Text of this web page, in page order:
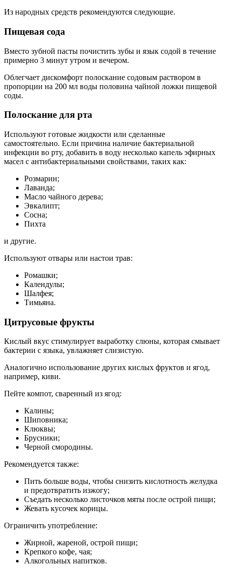
Из народных средств рекомендуются следующие.
Пищевая сода
Вместо зубной пасты почистить зубы и язык содой в течение
примерно 3 минут утром и вечером.
Облегчает дискомфорт полоскание содовым раствором в
пропорции на 200 мл воды половина чайной ложки пищевой
соды.
Полоскание для рта
Используют готовые жидкости или сделанные
самостоятельно. Если причина наличие бактериальной
инфекции во рту, добавить в воду несколько капель эфирных
масел с антибактериальными свойствами, таких как:
Розмарин;
Лаванда;
Масло чайного дерева;
Эвкалипт;
Сосна;
Пихта
и другие.
Используют отвары или настои трав:
Ромашки;
Календулы;
Шалфея;
Тимьяна.
Цитрусовые фрукты
Кислый вкус стимулирует выработку слюны, которая смывает
бактерии с языка, увлажняет слизистую.
Аналогично использование других кислых фруктов и ягод,
например, киви.
Пейте компот, сваренный из ягод:
Калины;
Шиповника;
Клюквы;
Брусники;
Черной смородины.
Рекомендуется также:
Пить больше воды, чтобы снизить кислотность желудка
и предотвратить изжогу;
Съедать несколько листочков мяты после острой пищи;
Жевать кусочек корицы.
Ограничить употребление:
Жирной, жареной, острой пищи;
Крепкого кофе, чая;
Алкогольных напитков.